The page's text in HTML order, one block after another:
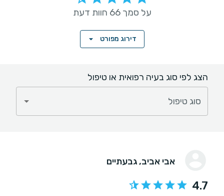
על סמך 66 חוות דעת
דירוג מפורט
הצג לפי סוג בעיה רפואית או טיפול
סוג טיפול
אבי אביב, גבעתיים
4.7